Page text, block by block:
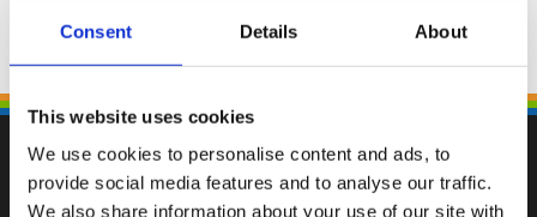
Consent Details About
This website uses cookies
We use cookies to personalise content and ads, to
provide social media features and to analyse our traffic.
We also share information about your use of our site with